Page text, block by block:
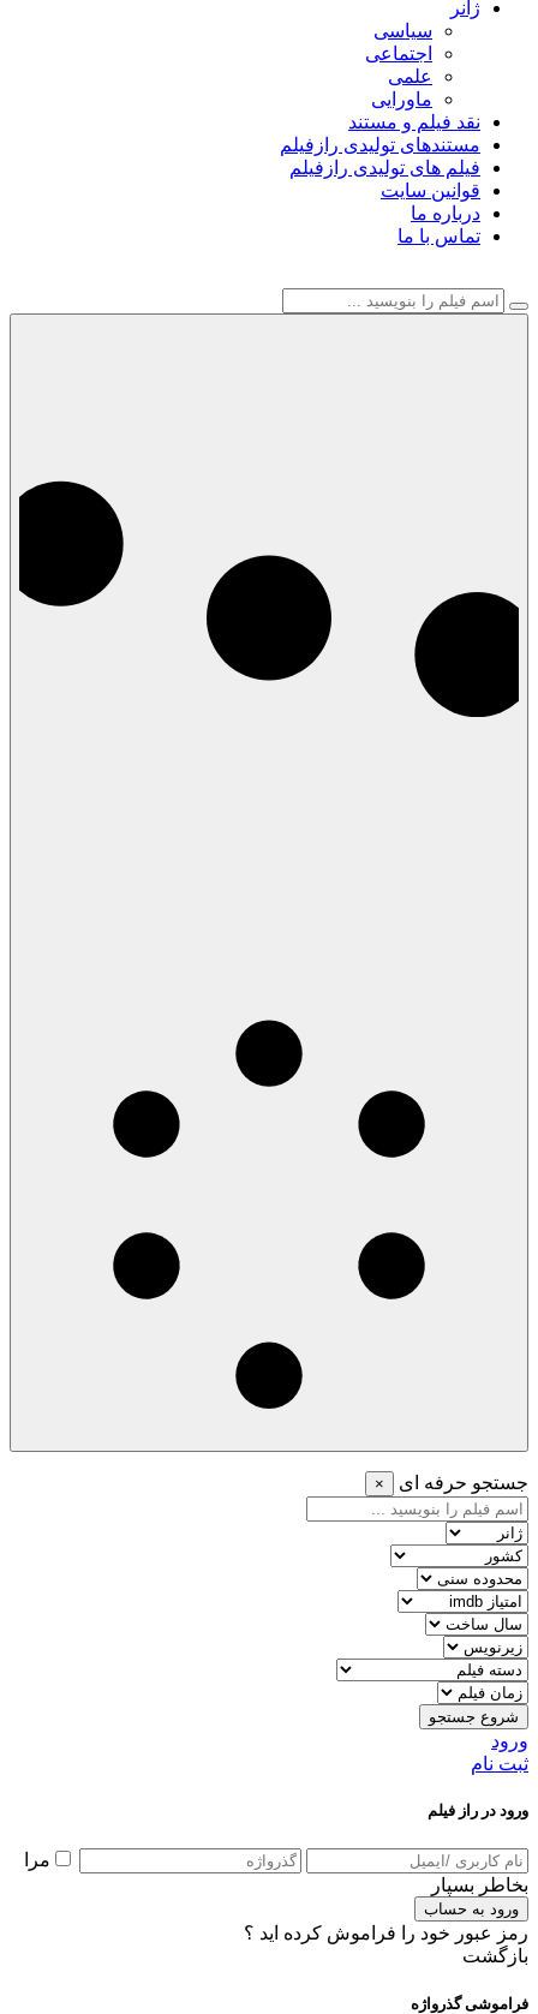
ژانر
سیاسی
اجتماعی
علمی
ماورایی
نقد فیلم و مستند
مستندهای تولیدی رازفیلم
فیلم های تولیدی رازفیلم
قوانین سایت
درباره ما
تماس با ما
جستجو حرفه ای ×
شروع جستجو
ورود
ثبت نام
ورود در راز فیلم
مرا
بخاطر بسپار
ورود به حساب
رمز عبور خود را فراموش کرده اید ؟
بازگشت
فراموشی گذرواژه